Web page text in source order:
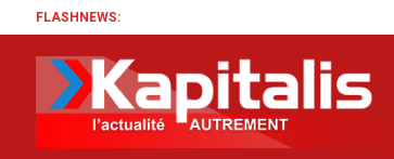
FLASHNEWS: